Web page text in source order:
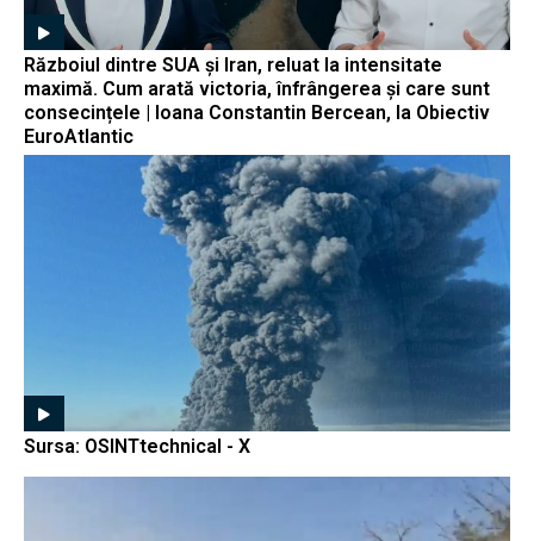
Războiul dintre SUA și Iran, reluat la intensitate
maximă. Cum arată victoria, înfrângerea și care sunt
consecințele | Ioana Constantin Bercean, la Obiectiv
EuroAtlantic
Sursa: OSINTtechnical - X